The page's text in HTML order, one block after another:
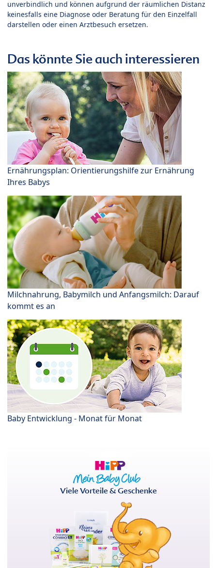
unverbindlich und können aufgrund der räumlichen Distanz
keinesfalls eine Diagnose oder Beratung für den Einzelfall
darstellen oder einen Arztbesuch ersetzen.
Das könnte Sie auch interessieren
Ernährungsplan: Orientierungshilfe zur Ernährung
Ihres Babys
Milchnahrung, Babymilch und Anfangsmilch: Darauf
kommt es an
Baby Entwicklung - Monat für Monat
Viele Vorteile & Geschenke